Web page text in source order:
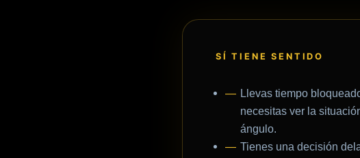
SÍ TIENE SENTIDO
Llevas tiempo
necesitas ver la
ángulo.
Tienes una decisión